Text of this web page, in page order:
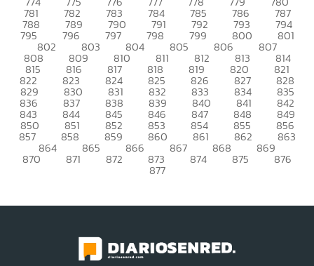
781 782 783 784 785 786 787
788 789 790 791 792 793 794
795 796 797 798 799 800 801
802 803 804 805 806 807
808 809 810 811 812 813 814
815 816 817 818 819 820 821
822 823 824 825 826 827 828
829 830 831 832 833 834 835
836 837 838 839 840 841 842
843 844 845 846 847 848 849
850 851 852 853 854 855 856
857 858 859 860 861 862 863
864 865 866 867 868 869
870 871 872 873 874 875 876
877